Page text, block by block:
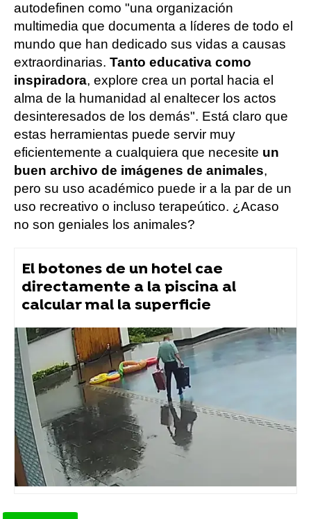
autodefinen como "una organización
multimedia que documenta a líderes de todo el
mundo que han dedicado sus vidas a causas
extraordinarias. Tanto educativa como
inspiradora, explore crea un portal hacia el
alma de la humanidad al enaltecer los actos
desinteresados de los demás". Está claro que
estas herramientas puede servir muy
eficientemente a cualquiera que necesite un
buen archivo de imágenes de animales,
pero su uso académico puede ir a la par de un
uso recreativo o incluso terapeútico. ¿Acaso
no son geniales los animales?
El botones de un hotel cae
directamente a la piscina al
calcular mal la superficie